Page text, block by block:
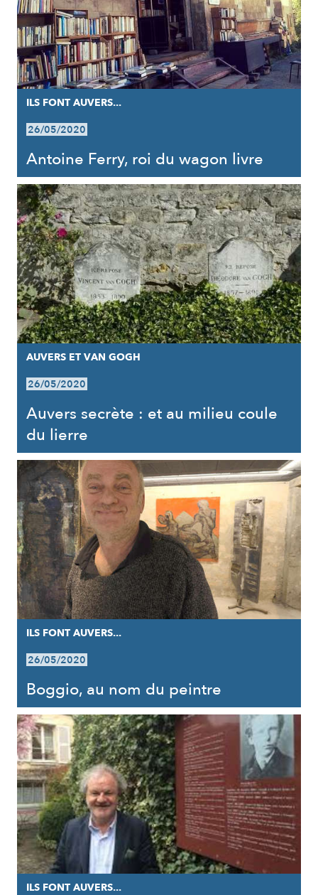
ILS FONT AUVERS...
26/05/2020
Antoine Ferry, roi du wagon livre
AUVERS ET VAN GOGH
26/05/2020
Auvers secrète : et au milieu coule
du lierre
ILS FONT AUVERS...
26/05/2020
Boggio, au nom du peintre
ILS FONT AUVERS...